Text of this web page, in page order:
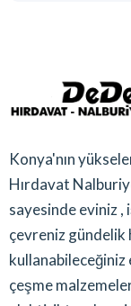
Konya'nın
Hırdavat
sayesinde eviniz ,
çevreniz gündelik
çeşme